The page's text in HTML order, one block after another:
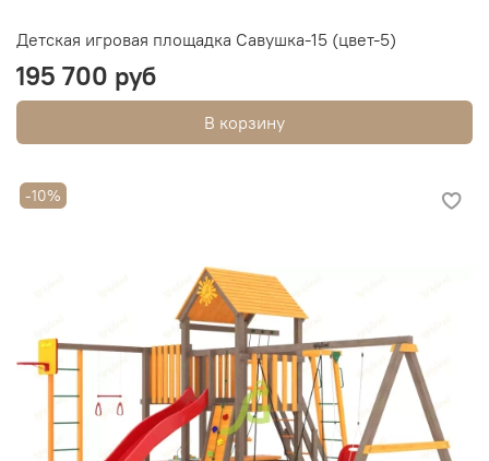
Детская игровая площадка Савушка-15 (цвет-5)
195 700 руб
В корзину
-10%